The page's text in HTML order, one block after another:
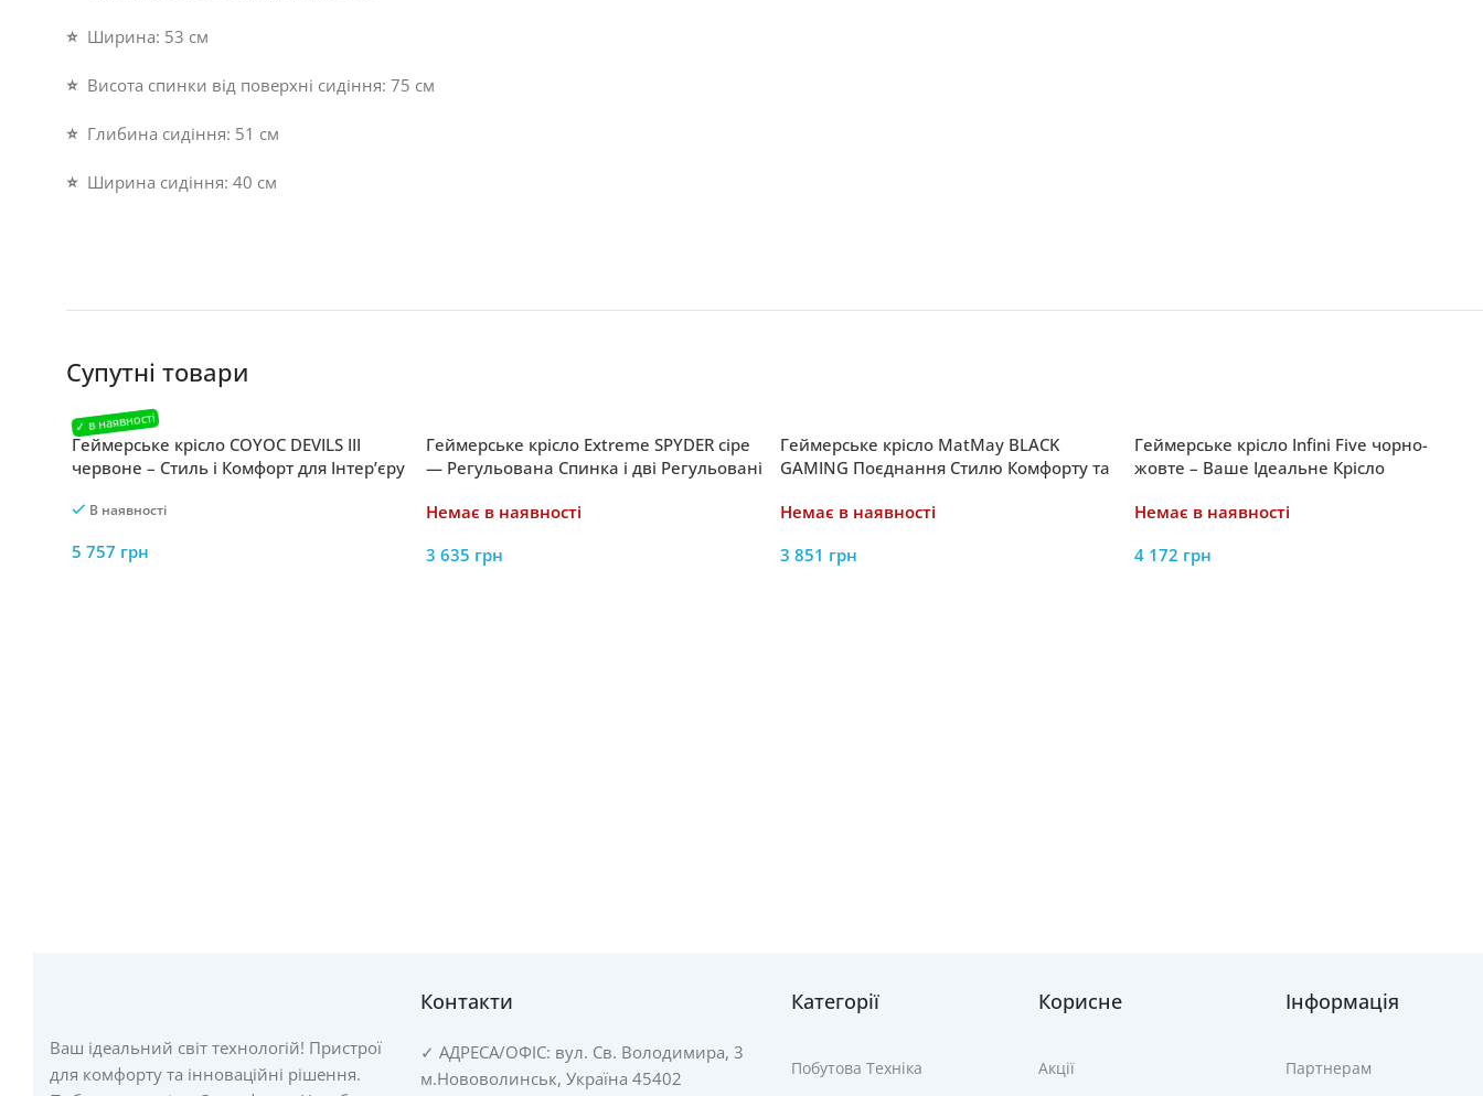
⭐ Ширина: 53 см
⭐ Висота спинки від поверхні сидіння: 75 см
⭐ Глибина сидіння: 51 см
⭐ Ширина сидіння: 40 см
Супутні товари
Геймерське крісло COYOC DEVILS III
червоне – Стиль і Комфорт для Інтер’єру
В наявності
5 757 грн
Геймерське крісло Extreme SPYDER сіре
— Регульована Спинка і дві Регульовані
Немає в наявності
3 635 грн
Геймерське крісло MatMay BLACK
GAMING Поєднання Стилю Комфорту та
Немає в наявності
3 851 грн
Геймерське крісло Infini Five чорно-
жовте – Ваше Ідеальне Крісло
Немає в наявності
4 172 грн
Ваш ідеальний світ технологій! Пристрої
для комфорту та інноваційні рішення.
Контакти
✓ АДРЕСА/ОФІС: вул. Св. Володимира, 3
м.Нововолинськ, Україна 45402
Категорії
Побутова Техніка
Корисне
Акції
Інформація
Партнерам